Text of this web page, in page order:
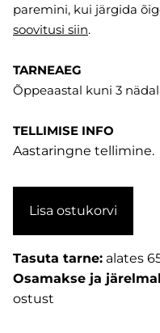
paremini, kui järgida
soovitusi siin.
TARNEAEG
Õppeaastal kuni 3
TELLIMISE INFO
Aastaringne tellimine.
Lisa ostukorvi
Tasuta tarne: alates
Osamakse ja
ostust